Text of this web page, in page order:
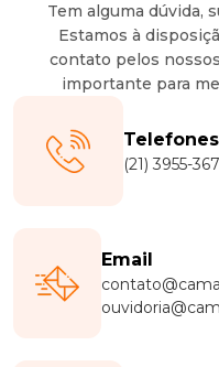
Tem alguma dúvida,
Estamos à
contato pelos
importante para
Telefones
(21) 3955-
Email